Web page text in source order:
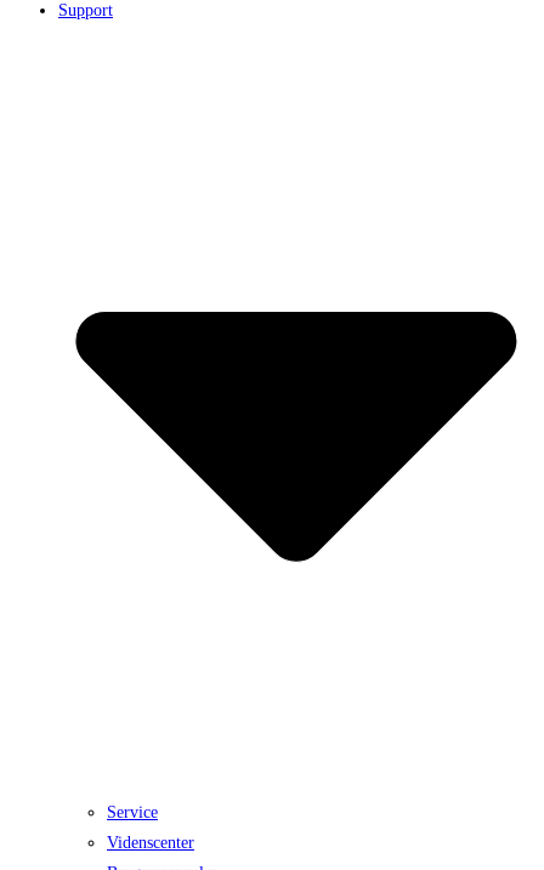
Support
Service
Videnscenter